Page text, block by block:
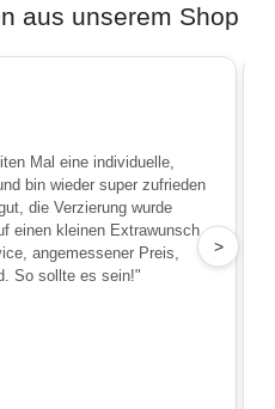
aus unserem Shop
Mal eine individuelle,
bin wieder super zufrieden
die Verzierung wurde
einen kleinen Extrawunsch
angemessener Preis,
So sollte es sein!"
>